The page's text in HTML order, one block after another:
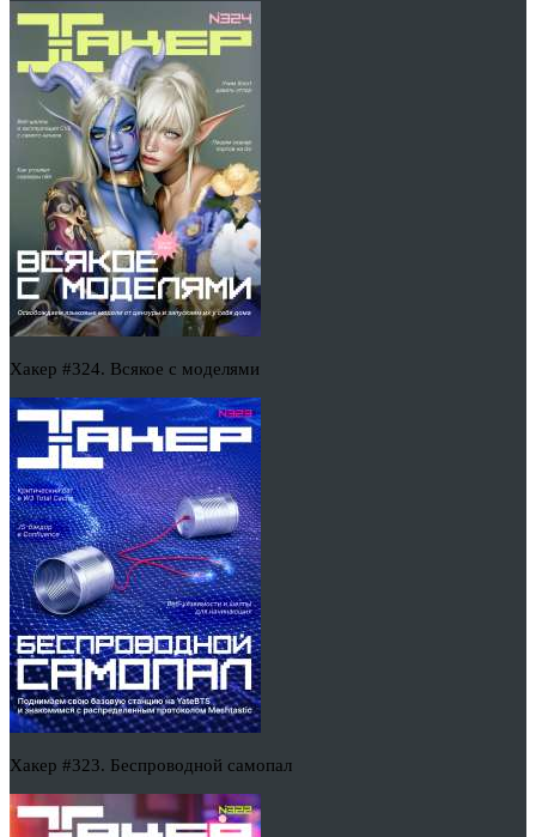
Хакер #324. Всякое с моделями
Хакер #323. Беспроводной самопал